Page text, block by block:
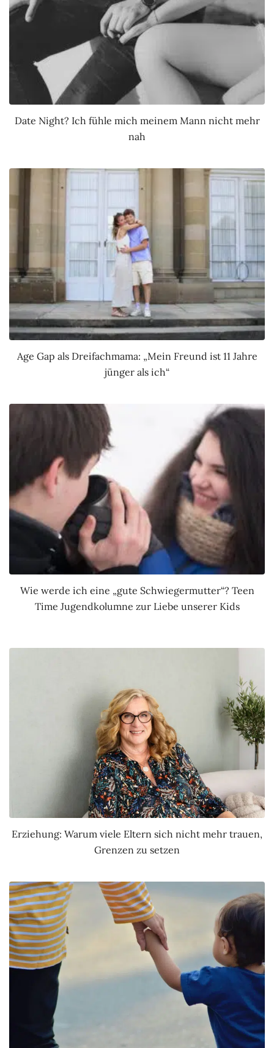
Date Night? Ich fühle mich meinem Mann nicht mehr
nah
Age Gap als Dreifachmama: „Mein Freund ist 11 Jahre
jünger als ich“
Wie werde ich eine „gute Schwiegermutter“? Teen
Time Jugendkolumne zur Liebe unserer Kids
Erziehung: Warum viele Eltern sich nicht mehr trauen,
Grenzen zu setzen